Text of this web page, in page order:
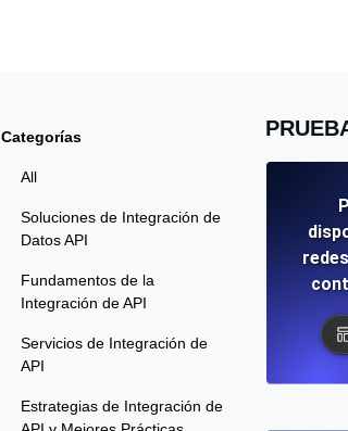
Uptime Monitoring para sitios web y APIs.
Cron Job Monitoring
Heartbeat monitoring para cron jobs y
TCP Monitoring
Categorías
All
Soluciones de Integración de
Datos API
Fundamentos de la
Integración de API
Servicios de Integración de
API
Estrategias de Integración de